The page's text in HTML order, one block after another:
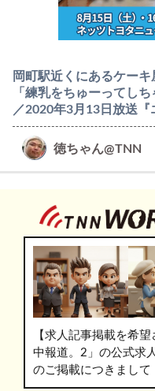
岡町駅近くにあるケー
「練乳をちゅーってし
／2020年3月13日放送
徳ちゃん@TNN
【求人記事掲載を希
中報道。2」の公式求
のご掲載につきまして